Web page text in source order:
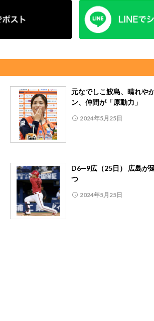
元なでしこ鮫島、晴れや
ン、仲間が「原動力」
2024年5月25日
D6―9広（25日） 広島が
つ
2024年5月25日